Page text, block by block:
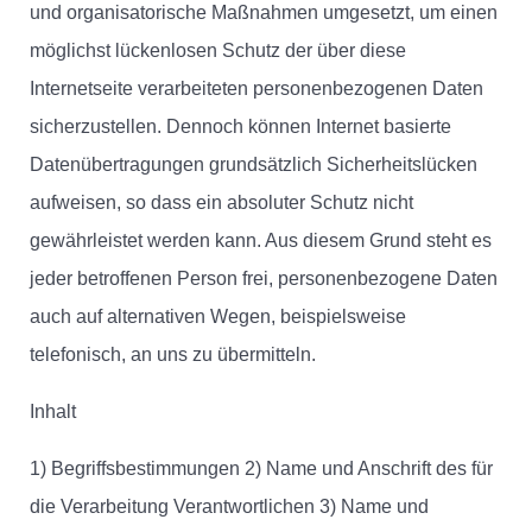
und organisatorische Maßnahmen umgesetzt, um einen
möglichst lückenlosen Schutz der über diese
Internetseite verarbeiteten personenbezogenen Daten
sicherzustellen. Dennoch können Internet basierte
Datenübertragungen grundsätzlich Sicherheitslücken
aufweisen, so dass ein absoluter Schutz nicht
gewährleistet werden kann. Aus diesem Grund steht es
jeder betroffenen Person frei, personenbezogene Daten
auch auf alternativen Wegen, beispielsweise
telefonisch, an uns zu übermitteln.
Inhalt
1) Begriffsbestimmungen 2) Name und Anschrift des für
die Verarbeitung Verantwortlichen 3) Name und